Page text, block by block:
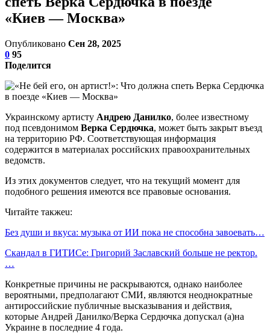
«Киев — Москва»
Опубликовано Сен 28, 2025
0 95
Поделится
Украинскому артисту Андрею Данилко, более известному
под псевдонимом Верка Сердючка, может быть закрыт въезд
на территорию РФ. Соответствующая информация
содержится в материалах российских правоохранительных
ведомств.
Из этих документов следует, что на текущий момент для
подобного решения имеются все правовые основания.
Читайте такжеu:
Без души и вкуса: музыка от ИИ пока не способна завоевать…
Скандал в ГИТИСе: Григорий Заславский больше не ректор.
…
Конкретные причины не раскрываются, однако наиболее
вероятными, предполагают СМИ, являются неоднократные
антироссийские публичные высказывания и действия,
которые Андрей Данилко/Верка Сердючка допускал (а)на
Украине в последние 4 года.